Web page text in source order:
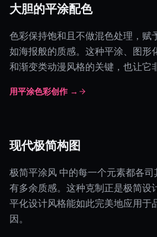
大胆的平涂配色
色彩保持饱和且不做混色处理，赋
如海报般的质感。这种平涂、图形
和渐变类动漫风格的关键，也让它
用平涂色彩创作 →
现代极简构图
极简平涂风 中的每一个元素都各
有多余质感。这种克制正是极简设
平化设计风格能如此完美地应用于
因。